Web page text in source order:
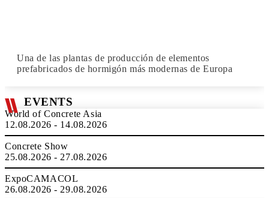
Una de las plantas de producción de elementos
prefabricados de hormigón más modernas de Europa
EVENTS
World of Concrete Asia
12.08.2026 - 14.08.2026
Concrete Show
25.08.2026 - 27.08.2026
ExpoCAMACOL
26.08.2026 - 29.08.2026